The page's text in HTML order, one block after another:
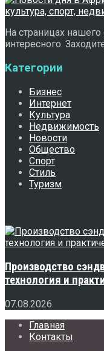
На страницах
интересного.
Категории
Бизнес
Интернет
Культура
Недвижимость
Новости
Общество
Спорт
Стиль
Туризм
Производство
технология и
07.08.2026
Главная
Контакты